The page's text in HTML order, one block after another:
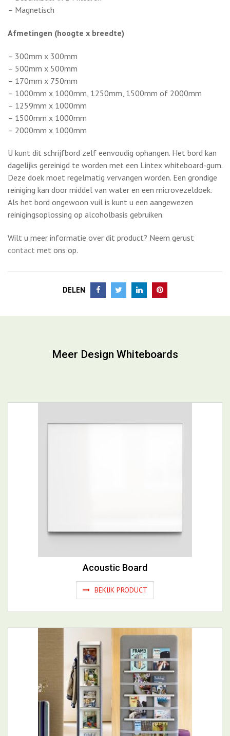
– Diepte vanaf de muur 12mm
– Beschikbaar in 24 kleuren
– Magnetisch
Afmetingen (hoogte x breedte)
– 300mm x 300mm
– 500mm x 500mm
– 1000mm x 1000mm, 1250mm, 1500mm of 2000mm
– 1259mm x 1000mm
– 1500mm x 1000mm
– 2000mm x 1000mm
U kunt dit schrijfbord zelf eenvoudig ophangen. Het bord kan
Deze doek moet regelmatig vervangen worden. Een grondige
reiniging kan door middel van water en een microvezeldoek.
contactmet ons op.
DELEN
Acoustic Board
BEKIJK PRODUCT